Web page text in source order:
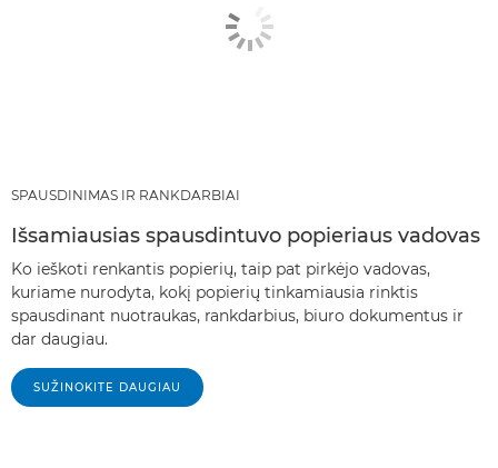
SPAUSDINIMAS IR RANKDARBIAI
Išsamiausias spausdintuvo popieriaus vadovas
Ko ieškoti renkantis popierių, taip pat pirkėjo vadovas,
kuriame nurodyta, kokį popierių tinkamiausia rinktis
spausdinant nuotraukas, rankdarbius, biuro dokumentus ir
dar daugiau.
SUŽINOKITE DAUGIAU